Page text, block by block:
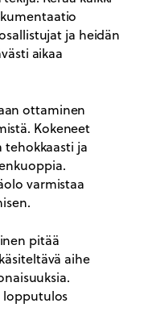
ja heidän
aikaa
ottaminen
Kokeneet
tehokkaasti ja
varmistaa
pitää
aihe
lopputulos